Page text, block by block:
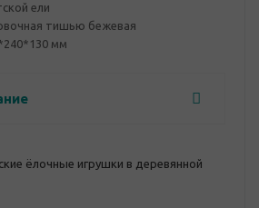
ели
тишью бежевая
мм
ёлочные игрушки в деревянной